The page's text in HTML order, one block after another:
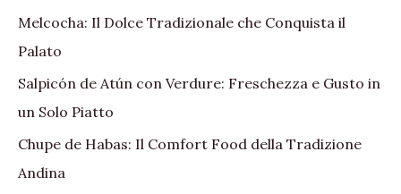
Melcocha: Il Dolce Tradizionale che Conquista il
Palato
Salpicón de Atún con Verdure: Freschezza e Gusto in
un Solo Piatto
Chupe de Habas: Il Comfort Food della Tradizione
Andina